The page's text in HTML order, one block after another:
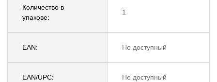
Количество в
упакове:
1
EAN: Не доступный
EAN/UPC: Не доступный